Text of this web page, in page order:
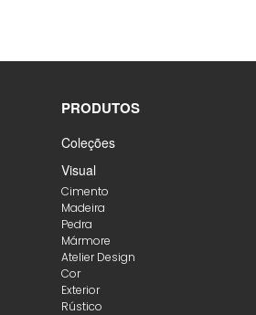
PRODUTOS
Coleções
Visual
Cimento
Madeira
Pedra
Mármore
Atelier Design
Cor
Exterior
Rústico